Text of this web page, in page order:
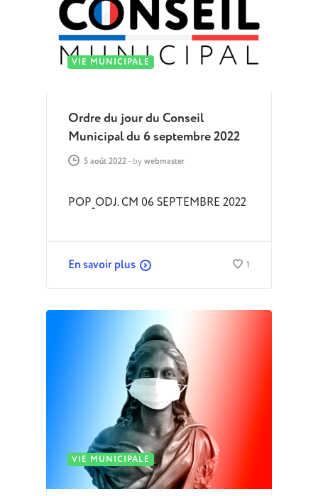
VIE MUNICIPALE
Ordre du jour du Conseil
Municipal du 6 septembre 2022
5 août 2022- by webmaster
POP_ODJ. CM 06 SEPTEMBRE 2022
En savoir plus 1
VIE MUNICIPALE